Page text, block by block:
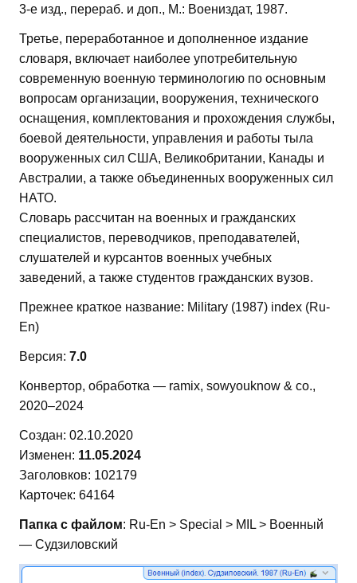
3-е изд., перераб. и доп., М.: Воениздат, 1987.
Третье, переработанное и дополненное издание
словаря, включает наиболее употребительную
современную военную терминологию по основным
вопросам организации, вооружения, технического
оснащения, комплектования и прохождения службы,
боевой деятельности, управления и работы тыла
вооруженных сил США, Великобритании, Канады и
Австралии, а также объединенных вооруженных сил
НАТО.
Словарь рассчитан на военных и гражданских
специалистов, переводчиков, преподавателей,
слушателей и курсантов военных учебных
заведений, а также студентов гражданских вузов.
Прежнее краткое название: Military (1987) index (Ru-
En)
Версия: 7.0
Конвертор, обработка — ramix, sowyouknow & co.,
2020–2024
Создан: 02.10.2020
Изменен: 11.05.2024
Заголовков: 102179
Карточек: 64164
Папка с файлом: Ru-En > Special > MIL > Военный
— Судзиловский